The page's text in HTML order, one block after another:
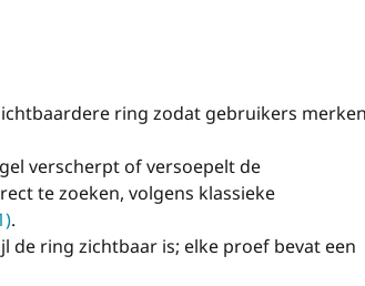
ring zodat gebruikers
verscherpt of versoepelt de
te zoeken, volgens klassieke
.
ring zichtbaar is; elke proef bevat een